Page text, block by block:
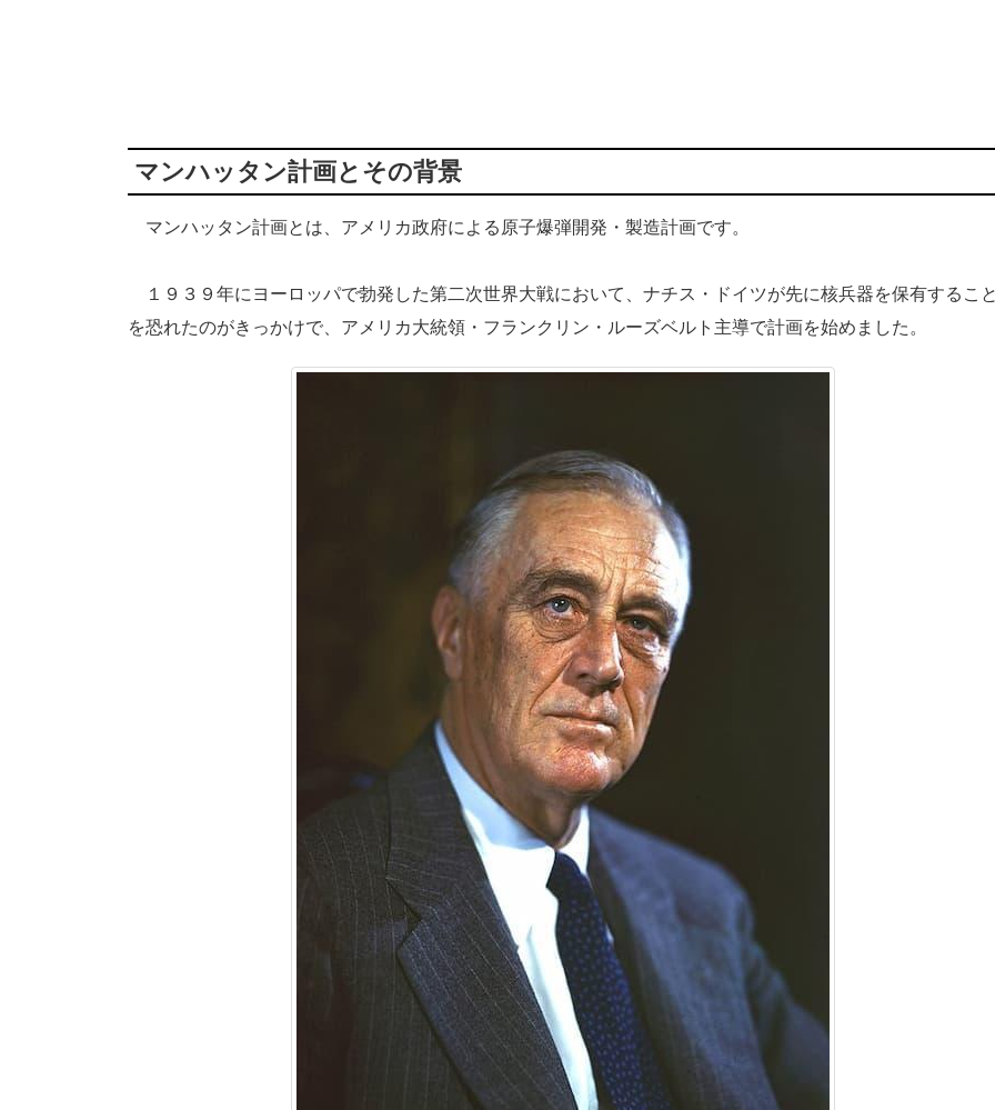
マンハッタン計画とその背景
マンハッタン計画とは、アメリカ政府による原子爆弾開発・製造計画です。
１９３９年にヨーロッパで勃発した第二次世界大戦において、ナチス・ドイツが先に核兵器を保有すること
を恐れたのがきっかけで、アメリカ大統領・フランクリン・ルーズベルト主導で計画を始めました。